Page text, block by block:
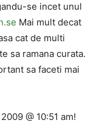
se incet unul
Mai mult decat
cat de multi
sa ramana curata.
sa faceti mai
@ 10:51 am!